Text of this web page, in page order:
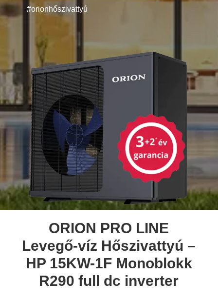
#orionhőszivattyú
ORION PRO LINE
Levegő-víz Hőszivattyú –
HP 15KW-1F Monoblokk
R290 full dc inverter